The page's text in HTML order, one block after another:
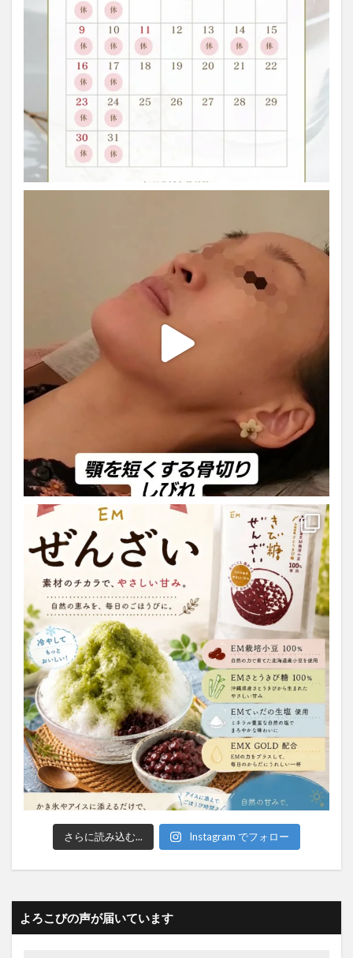
さらに読み込む... Instagram でフォロー
よろこびの声が届いています